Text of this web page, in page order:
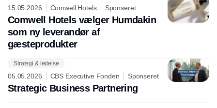
15.05.2026 Comwell Hotels Sponseret
Comwell Hotels vælger Humdakin
som ny leverandør af
gæsteprodukter
Strategi & ledelse
05.05.2026 CBS Executive Fonden Sponseret
Strategic Business Partnering